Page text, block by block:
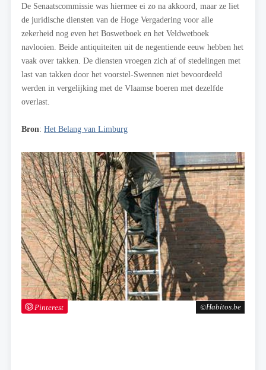
Habitos.be
Pinterest
De Senaatscommissie was hiermee ei zo na akkoord, maar ze liet
de juridische diensten van de Hoge Vergadering voor alle
zekerheid nog even het Boswetboek en het Veldwetboek
navlooien. Beide antiquiteiten uit de negentiende eeuw hebben het
vaak over takken. De diensten vroegen zich af of stedelingen met
last van takken door het voorstel-Swennen niet bevoordeeld
werden in vergelijking met de Vlaamse boeren met dezelfde
overlast.
Bron: Het Belang van Limburg